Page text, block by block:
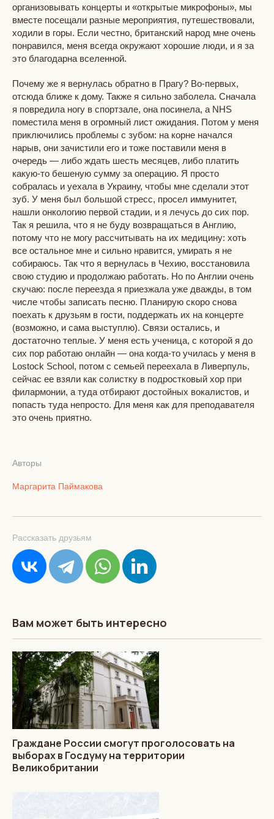
организовывать концерты и «открытые микрофоны», мы
вместе посещали разные мероприятия, путешествовали,
ходили в горы. Если честно, британский народ мне очень
понравился, меня всегда окружают хорошие люди, и я за
это благодарна вселенной.
Почему же я вернулась обратно в Прагу? Во-первых,
отсюда ближе к дому. Также я сильно заболела. Сначала
я повредила ногу в спортзале, она посинела, а NHS
поместила меня в огромный лист ожидания. Потом у меня
приключились проблемы с зубом: на корне начался
нарыв, они зачистили его и тоже поставили меня в
очередь — либо ждать шесть месяцев, либо платить
какую-то бешеную сумму за операцию. Я просто
собралась и уехала в Украину, чтобы мне сделали этот
зуб. У меня был большой стресс, просел иммунитет,
нашли онкологию первой стадии, и я лечусь до сих пор.
Так я решила, что я не буду возвращаться в Англию,
потому что не могу рассчитывать на их медицину: хоть
все остальное мне и сильно нравится, умирать я не
собираюсь. Так что я вернулась в Чехию, восстановила
свою студию и продолжаю работать. Но по Англии очень
скучаю: после переезда я приезжала уже дважды, в том
числе чтобы записать песню. Планирую скоро снова
поехать к друзьям в гости, поддержать их на концерте
(возможно, и сама выступлю). Связи остались, и
достаточно теплые. У меня есть ученица, с которой я до
сих пор работаю онлайн — она когда-то училась у меня в
Lostock School, потом с семьей переехала в Ливерпуль,
сейчас ее взяли как солистку в подростковый хор при
филармонии, а туда отбирают достойных вокалистов, и
попасть туда непросто. Для меня как для преподавателя
это очень приятно.
Авторы
Маргарита Паймакова
Рассказать друзьям
Вам может быть интересно
Граждане России смогут проголосовать на
выборах в Госдуму на территории
Великобритании